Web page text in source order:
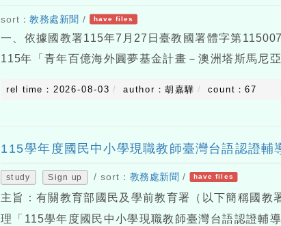
sort：教務處新聞 / have files
一、依據國教署115年7月27日臺教國署體字第
115年「青年百億海外圓夢基金計畫－澳洲塔斯馬尼
rel time：2026-08-03 author：胡嘉驊 count：67
115學年度國民中小學現職教師臺灣台語認證輔
study Sign up / sort： 教務處新聞 / have files
主旨：有關教育部國民及學前教育署（以下簡稱國教
理「115學年度國民中小學現職教師臺灣台語認證輔